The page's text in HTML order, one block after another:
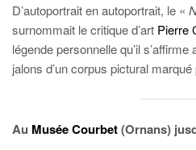
D’autoportrait en autoportrait, le «
surnommait le critique d’art Pierre
légende personnelle qu’il
jalons d’un corpus pictural
Au Musée Courbet(Ornans)